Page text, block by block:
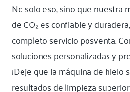
No solo eso, sino que nuestra
de CO₂ es confiable y
completo servicio posventa.
soluciones personalizadas y
¡Deje que la máquina de hielo
resultados de limpieza